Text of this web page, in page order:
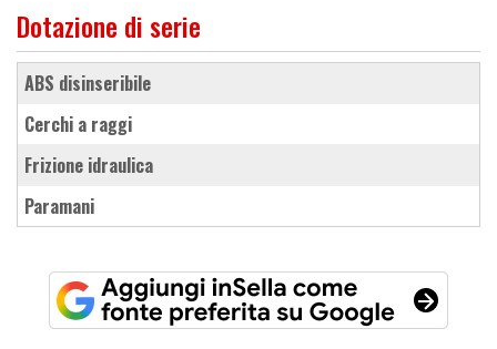
Dotazione di serie
ABS disinseribile
cerchi a raggi
frizione idraulica
paramani